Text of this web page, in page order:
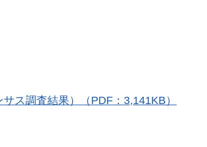
ス調査結果） （PDF：3,141KB）